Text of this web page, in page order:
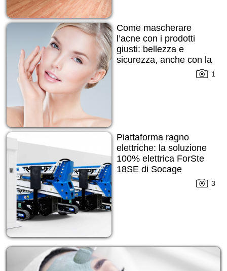
Come mascherare
l’acne con i prodotti
giusti: bellezza e
sicurezza, anche con la
1
Piattaforma ragno
elettriche: la soluzione
100% elettrica ForSte
18SE di Socage
3